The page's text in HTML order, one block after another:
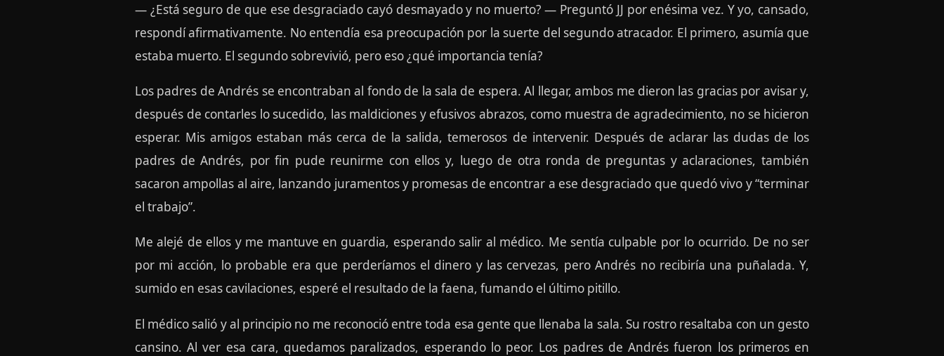
— ¿Está seguro de que ese desgraciado cayó desmayado y no muerto? — Preguntó JJ por enésima vez. Y yo, cansado,
respondí afirmativamente. No entendía esa preocupación por la suerte del segundo atracador. El primero, asumía que
estaba muerto. El segundo sobrevivió, pero eso ¿qué importancia tenía?
Los padres de Andrés se encontraban al fondo de la sala de espera. Al llegar, ambos me dieron las gracias por avisar y,
después de contarles lo sucedido, las maldiciones y efusivos abrazos, como muestra de agradecimiento, no se hicieron
esperar. Mis amigos estaban más cerca de la salida, temerosos de intervenir. Después de aclarar las dudas de los
padres de Andrés, por fin pude reunirme con ellos y, luego de otra ronda de preguntas y aclaraciones, también
sacaron ampollas al aire, lanzando juramentos y promesas de encontrar a ese desgraciado que quedó vivo y “terminar
el trabajo”.
Me alejé de ellos y me mantuve en guardia, esperando salir al médico. Me sentía culpable por lo ocurrido. De no ser
por mi acción, lo probable era que perderíamos el dinero y las cervezas, pero Andrés no recibiría una puñalada. Y,
sumido en esas cavilaciones, esperé el resultado de la faena, fumando el último pitillo.
El médico salió y al principio no me reconoció entre toda esa gente que llenaba la sala. Su rostro resaltaba con un gesto
cansino. Al ver esa cara, quedamos paralizados, esperando lo peor. Los padres de Andrés fueron los primeros en